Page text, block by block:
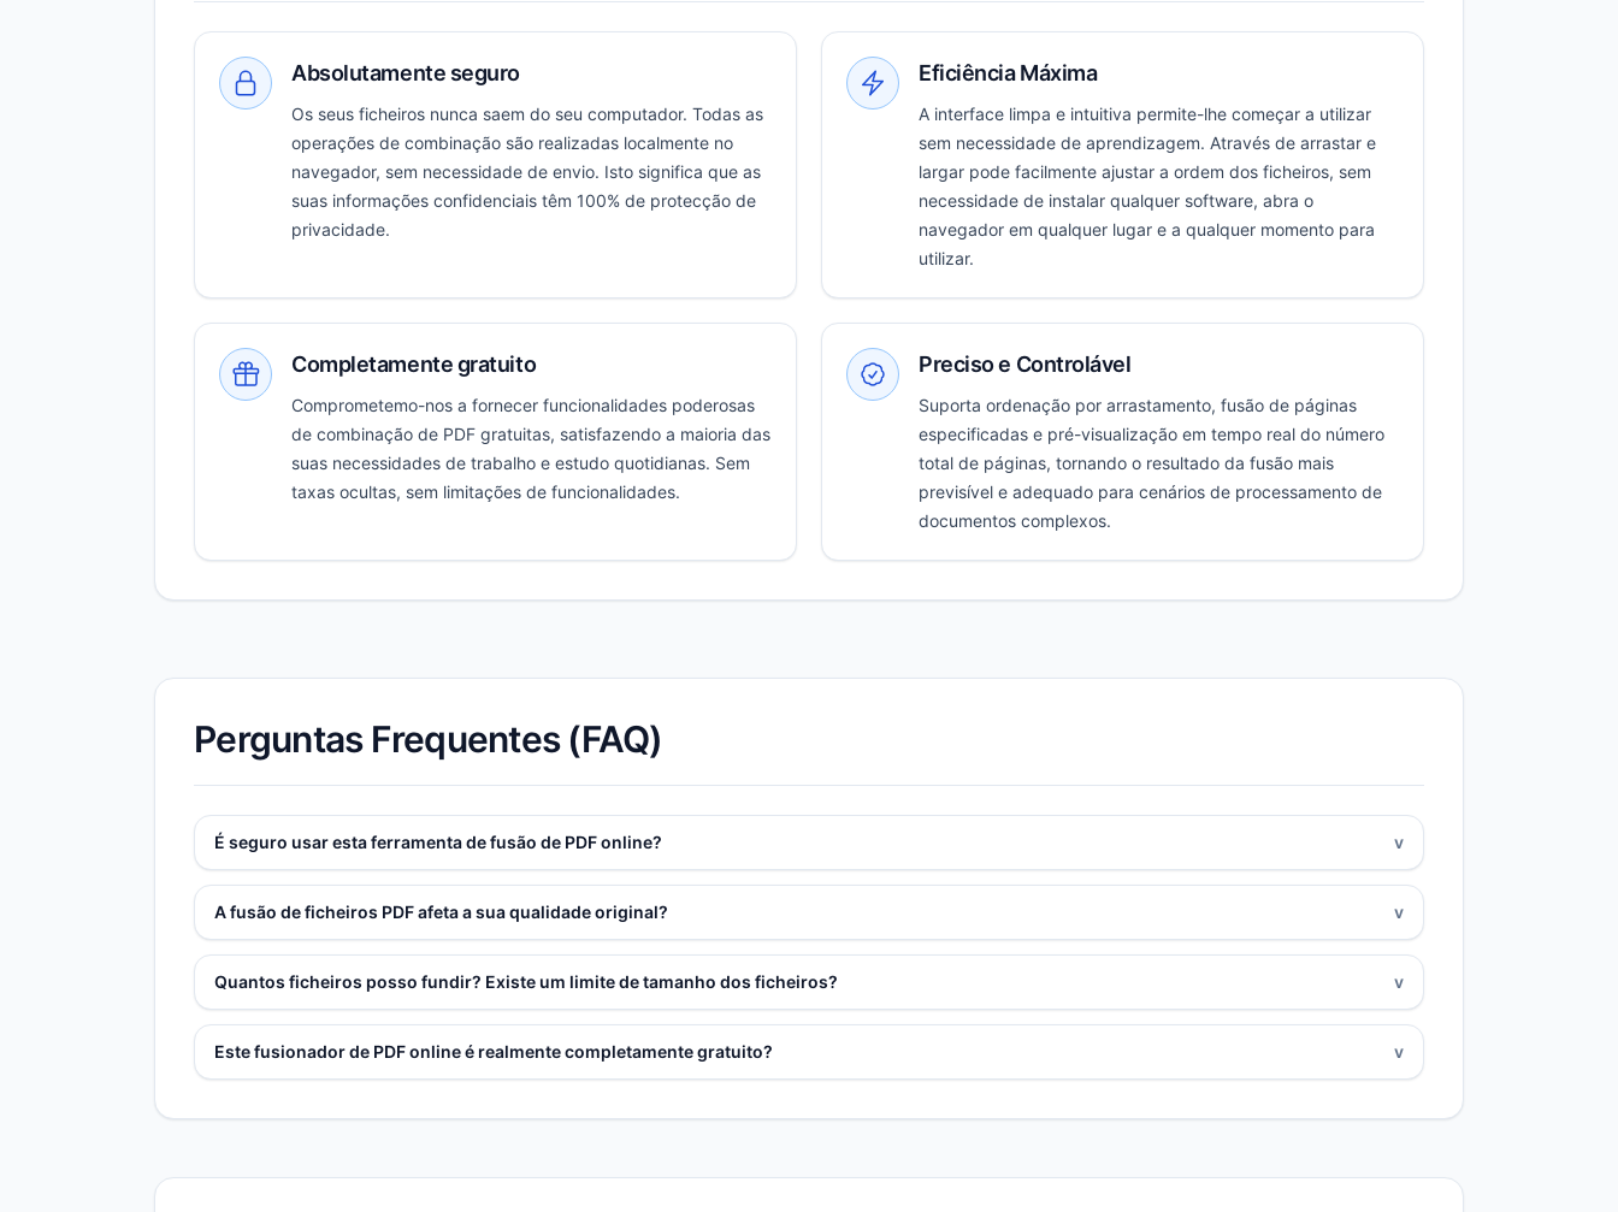
Absolutamente seguro
Os seus ficheiros nunca saem do seu computador. Todas as
operações de combinação são realizadas localmente no
navegador, sem necessidade de envio. Isto significa que as
suas informações confidenciais têm 100% de protecção de
privacidade.
Eficiência Máxima
A interface limpa e intuitiva permite-lhe começar a utilizar
sem necessidade de aprendizagem. Através de arrastar e
largar pode facilmente ajustar a ordem dos ficheiros, sem
necessidade de instalar qualquer software, abra o
navegador em qualquer lugar e a qualquer momento para
utilizar.
Completamente gratuito
Comprometemo-nos a fornecer funcionalidades poderosas
de combinação de PDF gratuitas, satisfazendo a maioria das
suas necessidades de trabalho e estudo quotidianas. Sem
taxas ocultas, sem limitações de funcionalidades.
Preciso e Controlável
Suporta ordenação por arrastamento, fusão de páginas
especificadas e pré-visualização em tempo real do número
total de páginas, tornando o resultado da fusão mais
previsível e adequado para cenários de processamento de
documentos complexos.
Perguntas Frequentes (FAQ)
É seguro usar esta ferramenta de fusão de PDF online? v
A fusão de ficheiros PDF afeta a sua qualidade original? v
Quantos ficheiros posso fundir? Existe um limite de tamanho dos ficheiros? v
Este fusionador de PDF online é realmente completamente gratuito? v